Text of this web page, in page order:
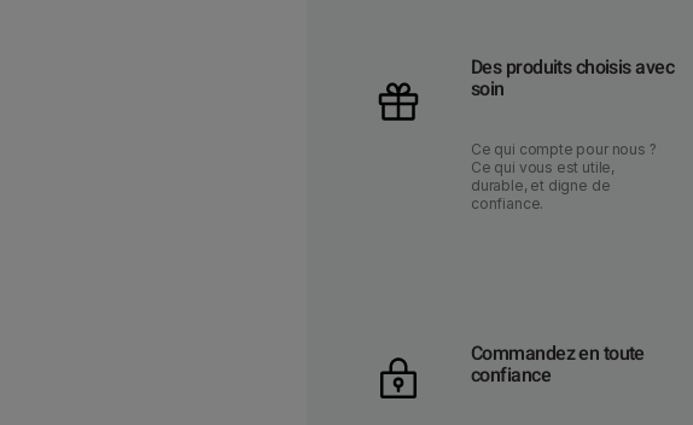
Des produits choisis avec
soin
Ce qui compte pour nous ?
Ce qui vous est utile,
durable, et digne de
confiance.
Commandez en toute
confiance